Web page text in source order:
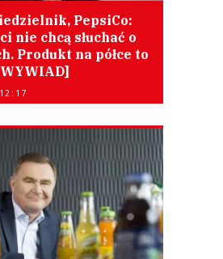
PepsiCo:
nie chcą słuchać o
Produkt na półce to